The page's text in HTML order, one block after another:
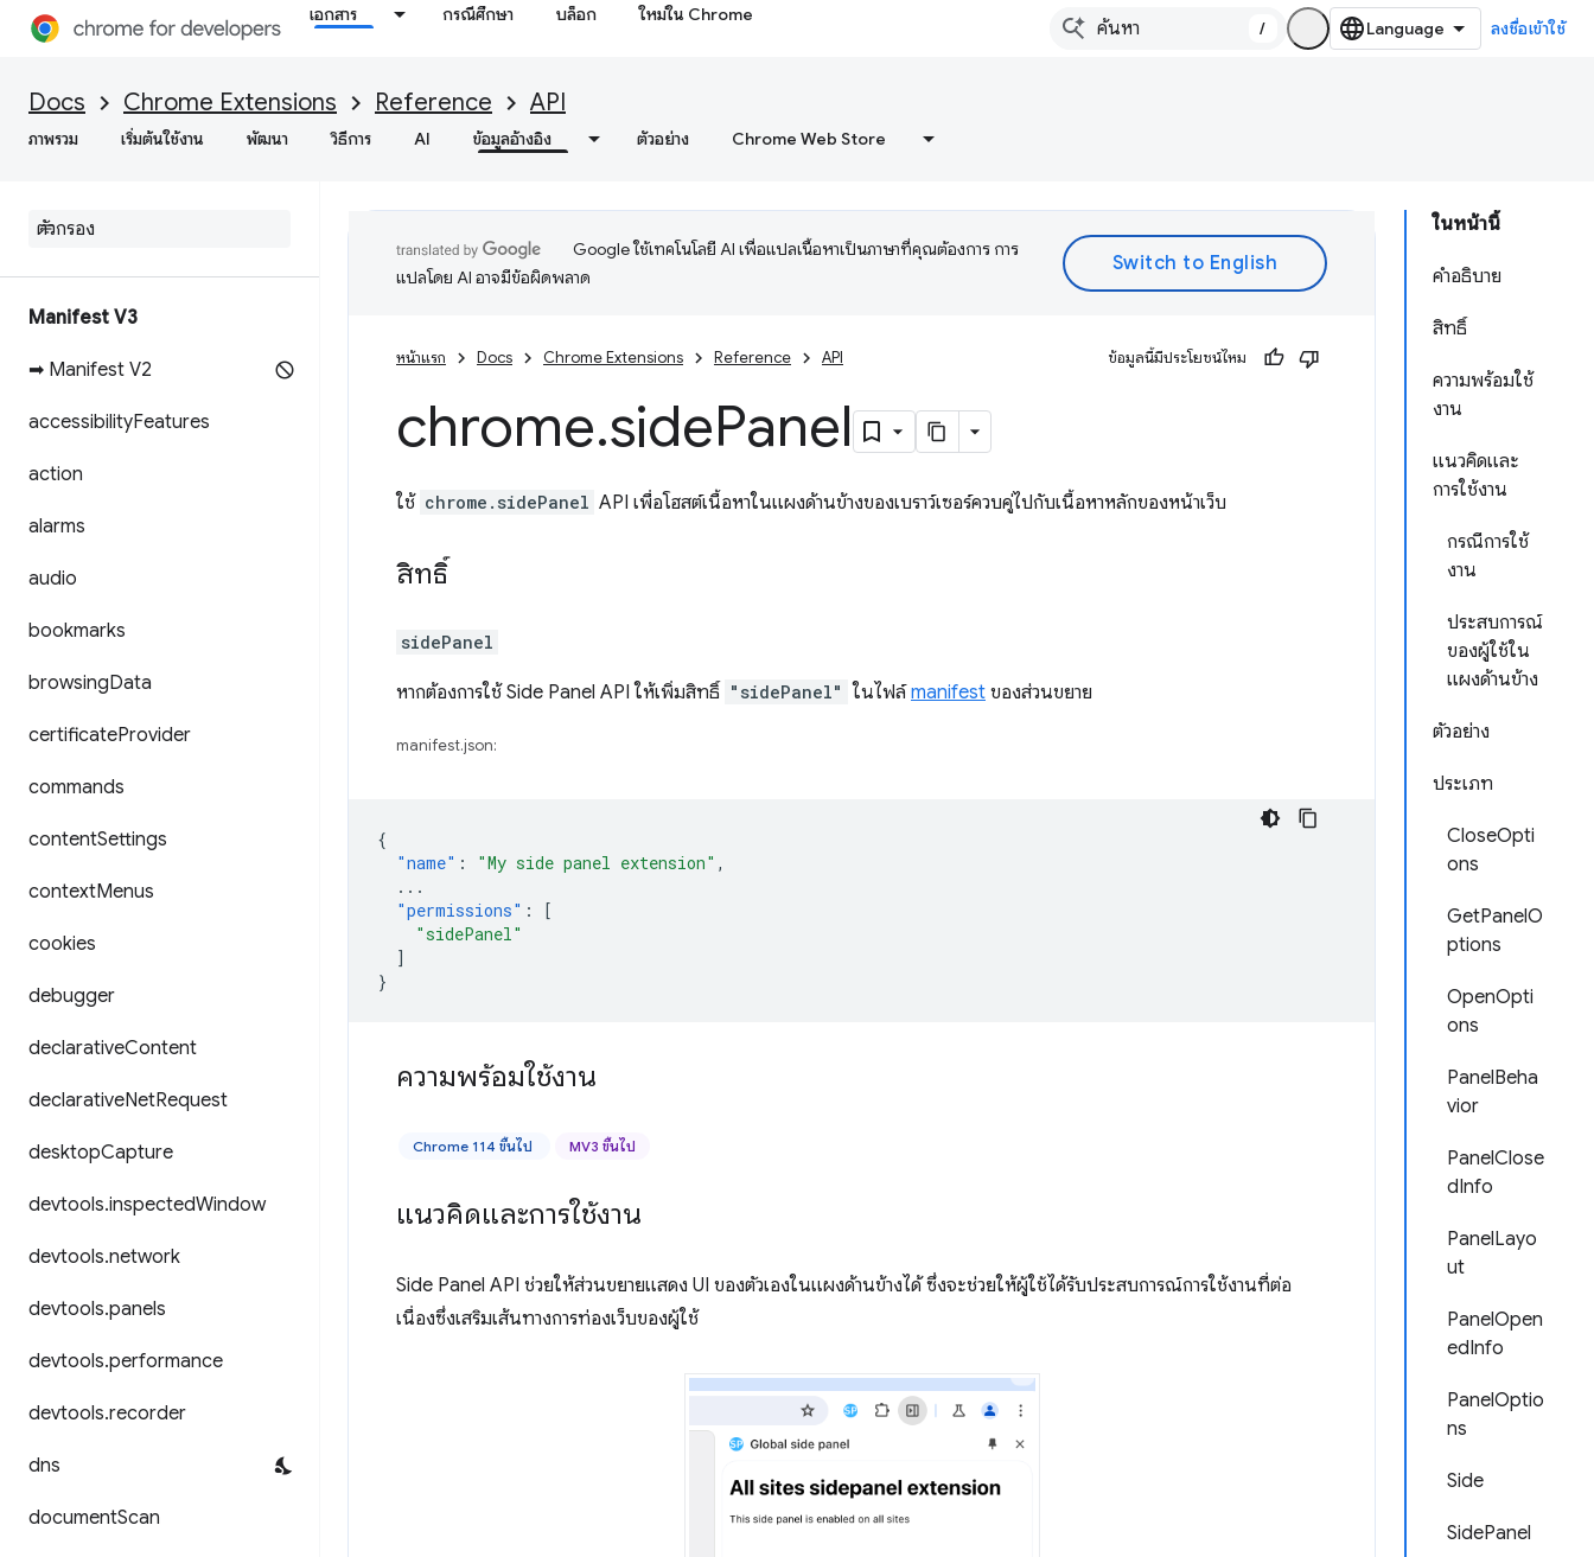
เอกสาร กรณีศึกษา บล็อก ใหม่ใน Chrome
/ ลงชื่อเข้าใช้
Docs Chrome Extensions Reference API
ภาพรวม เริ่มต้นใช้งาน พัฒนา วิธีการ AI ข้อมูลอ้างอิง ตัวอย่าง Chrome Web Store
Manifest V3
➡ Manifest V2
accessibilityFeatures
action
alarms
audio
bookmarks
browsingData
certificateProvider
commands
contentSettings
contextMenus
cookies
debugger
declarativeContent
declarativeNetRequest
desktopCapture
devtools.inspectedWindow
devtools.network
devtools.panels
devtools.performance
devtools.recorder
dns
documentScan
ในหน้านี้
คำอธิบาย
สิทธิ์
ความพร้อมใช้
งาน
แนวคิดและ
การใช้งาน
กรณีการใช้
งาน
ประสบการณ์
ของผู้ใช้ใน
แผงด้านข้าง
ตัวอย่าง
ประเภท
CloseOpti
ons
GetPanelO
ptions
OpenOpti
ons
PanelBeha
vior
PanelClose
dInfo
PanelLayo
ut
PanelOpen
edInfo
PanelOptio
ns
Side
SidePanel
Google ใช้เทคโนโลยี AI เพื่อแปลเนื้อหาเป็นภาษาที่คุณต้องการ การ
แปลโดย AI อาจมีข้อผิดพลาด
หน้าแรก Docs Chrome Extensions Reference API ข้อมูลนี้มีประโยชน์ไหม
chrome.sidePanel
ใช้ chrome.sidePanel API เพื่อโฮสต์เนื้อหาในแผงด้านข้างของเบราว์เซอร์ควบคู่ไปกับเนื้อหาหลักของหน้าเว็บ
สิทธิ์
sidePanel
หากต้องการใช้ Side Panel API ให้เพิ่มสิทธิ์ "sidePanel" ในไฟล์manifest ของส่วนขยาย
manifest.json:
{
"name" : "My side panel extension" ,
...
"permissions" :
[
"sidePanel"
]
}
ความพร้อมใช้งาน
Chrome 114 ขึ้นไป MV3 ขึ้นไป
แนวคิดและการใช้งาน
Side Panel API ช่วยให้ส่วนขยายแสดง UI ของตัวเองในแผงด้านข้างได้ ซึ่งจะช่วยให้ผู้ใช้ได้รับประสบการณ์การใช้งานที่ต่อ
เนื่องซึ่งเสริมเส้นทางการท่องเว็บของผู้ใช้